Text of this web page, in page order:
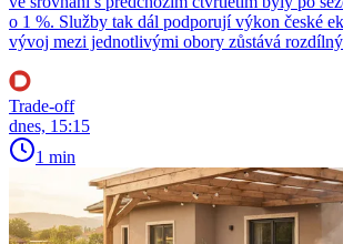
o 1 %. Služby tak dál podporují výkon české
vývoj mezi jednotlivými obory zůstává
Trade-off
dnes, 15:15
1 min